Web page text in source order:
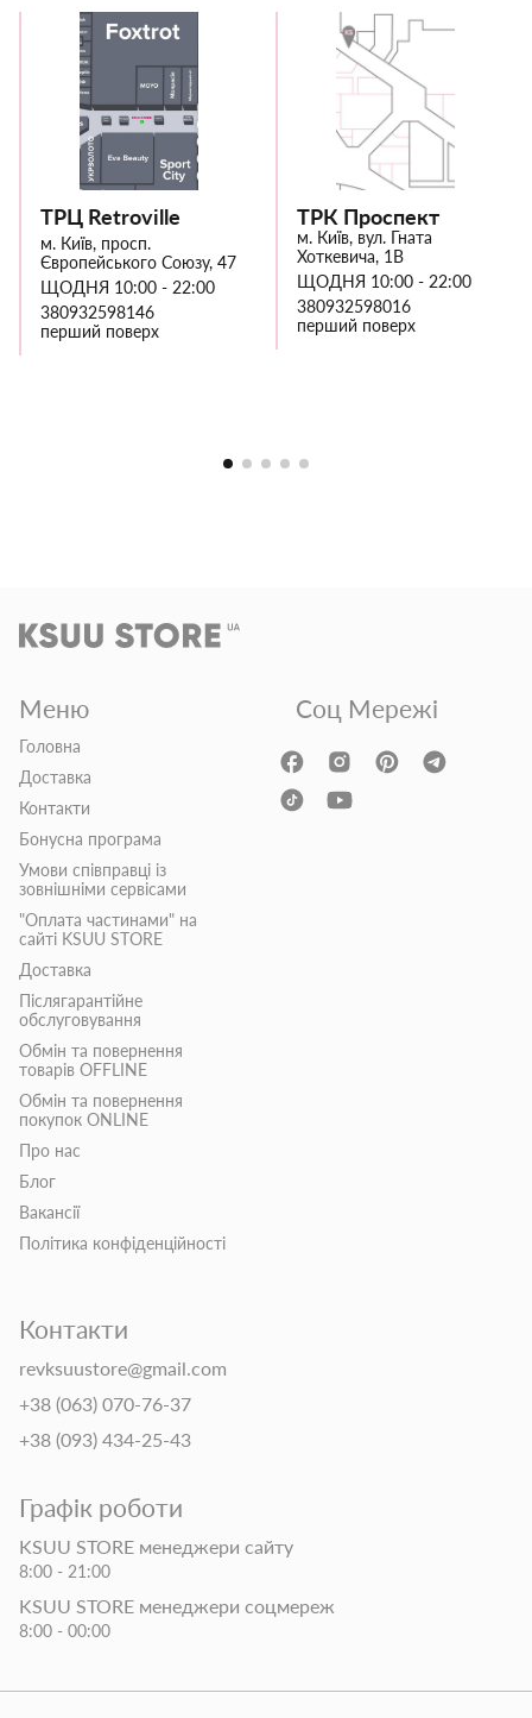
ТРЦ Retroville
м. Київ, просп.
Європейського Союзу, 47
ЩОДНЯ 10:00 - 22:00
380932598146
перший поверх
ТРК Проспект
м. Київ, вул. Гната
Хоткевича, 1В
ЩОДНЯ 10:00 - 22:00
380932598016
перший поверх
Меню
Головна
Доставка
Контакти
Бонусна програма
Умови співправці із
зовнішніми сервісами
"Оплата частинами" на
сайті KSUU STORE
Доставка
Післягарантійне
обслуговування
Обмін та повернення
товарів OFFLINE
Обмін та повернення
покупок ONLINE
Про нас
Блог
Вакансії
Політика конфіденційності
Контакти
revksuustore@gmail.com
+38 (063) 070-76-37
+38 (093) 434-25-43
Графік роботи
KSUU STORE менеджери сайту
8:00 - 21:00
KSUU STORE менеджери соцмереж
8:00 - 00:00
Соц Мережі